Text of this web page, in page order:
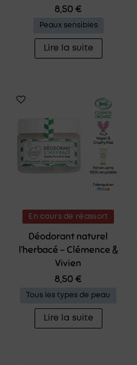
8,50€
Peaux sensibles
Lire la suite
En cours de réassort
Déodorant naturel
l’herbacé – Clémence &
Vivien
8,50€
Tous les types de peau
Lire la suite